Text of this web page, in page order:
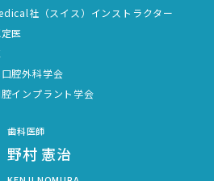
社（スイス）インストラクター
医
腔外科学会
インプラント学会
歯科医師
野村 憲治